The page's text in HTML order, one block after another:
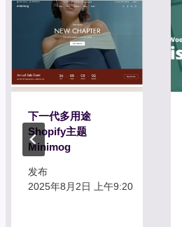
下一代多用途
Shopify主题
Minimog
发布
2025年8月2日 上午9:20